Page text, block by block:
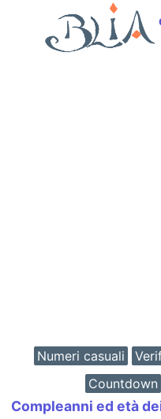
Numeri casuali
Countdown
Compleanni ed età